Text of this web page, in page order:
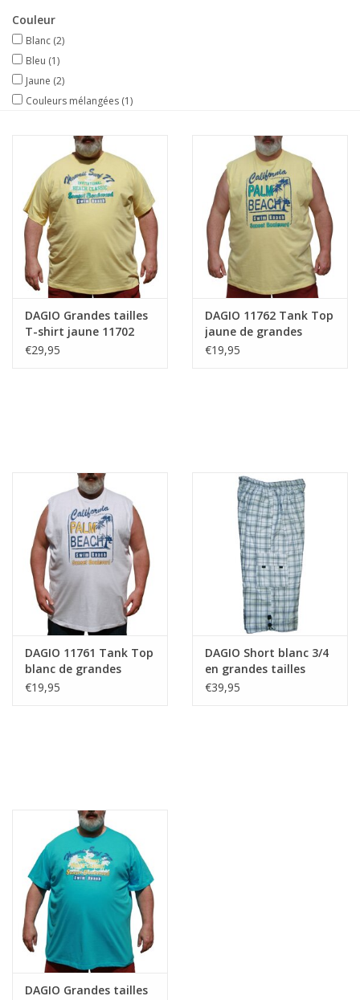
Couleur
Blanc (2)
Bleu (1)
Jaune (2)
Couleurs mélangées (1)
DAGIO Grandes tailles
T-shirt jaune 11702
€29,95
DAGIO 11762 Tank Top
jaune de grandes
tailles
€19,95
DAGIO 11761 Tank Top
blanc de grandes
tailles
€19,95
DAGIO Short blanc 3/4
en grandes tailles
€39,95
DAGIO Grandes tailles